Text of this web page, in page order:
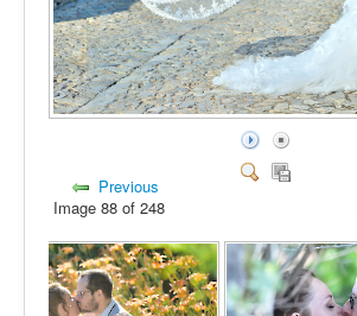
Previous
Image 88 of 248